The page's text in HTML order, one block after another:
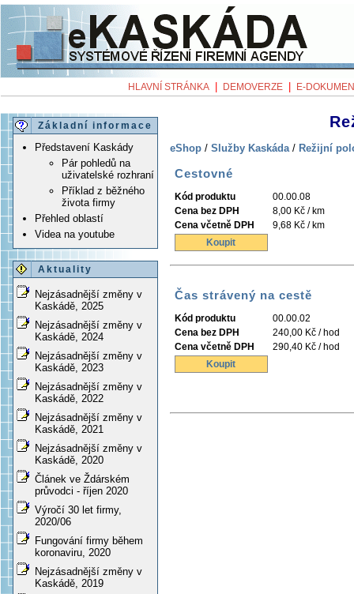
HLAVNÍ STRÁNKA DEMOVERZE E-
Základní informace
Představení Kaskády
Pár pohledů na
uživatelské rozhraní
Příklad z běžného
života firmy
Přehled oblastí
Videa na youtube
Aktuality
Nejzásadnější změny v
Kaskádě, 2025
Nejzásadnější změny v
Kaskádě, 2024
Nejzásadnější změny v
Kaskádě, 2023
Nejzásadnější změny v
Kaskádě, 2022
Nejzásadnější změny v
Kaskádě, 2021
Nejzásadnější změny v
Kaskádě, 2020
Článek ve Ždárském
průvodci - říjen 2020
Výročí 30 let firmy,
2020/06
Fungování firmy během
koronaviru, 2020
Nejzásadnější změny v
Kaskádě, 2019
eShop / Služby Kaskáda / Režijní
Cestovné
Kód produktu
00.00.08
Cena bez DPH
8,00 Kč / km
Cena včetně DPH
9,68 Kč / km
Koupit
Čas strávený na cestě
Kód produktu
00.00.02
Cena bez DPH
240,00 Kč / hod
Cena včetně DPH
290,40 Kč / hod
Koupit